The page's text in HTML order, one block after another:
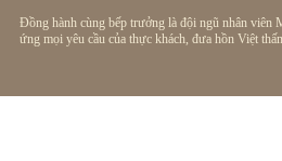
Đồng hành cùng bếp trưởng là đội ngũ nhân
ứng mọi yêu cầu của thực khách, đưa hồn Việt